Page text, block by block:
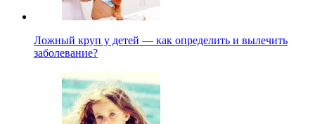
Ложный круп у детей — как определить и вылечить
заболевание?